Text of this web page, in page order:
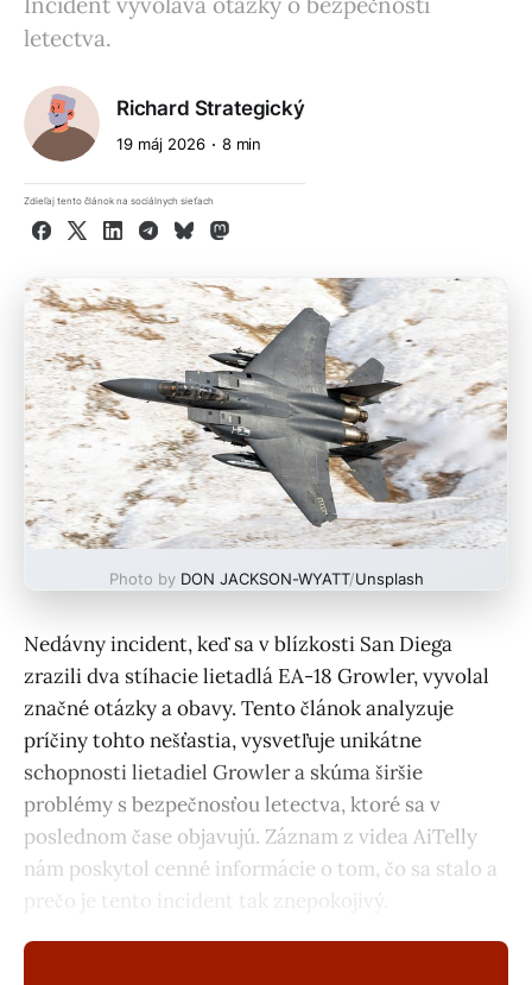
letectva.
Richard Strategický
19 máj 2026 8 min
Zdieľaj tento článok na sociálnych sieťach
Facebook
X LinkedInTelegram
BlueskyMastodon
Photo by DON JACKSON-WYATT/Unsplash
Nedávny incident, keď sa v blízkosti San Diega
zrazili dva stíhacie lietadlá EA-18 Growler, vyvolal
značné otázky a obavy. Tento článok analyzuje
príčiny tohto nešťastia, vysvetľuje unikátne
schopnosti lietadiel Growler a skúma širšie
problémy s bezpečnosťou letectva, ktoré sa v
poslednom čase objavujú. Záznam z videa AiTelly
nám poskytol cenné informácie o tom, čo sa stalo a
prečo je tento incident tak znepokojivý.